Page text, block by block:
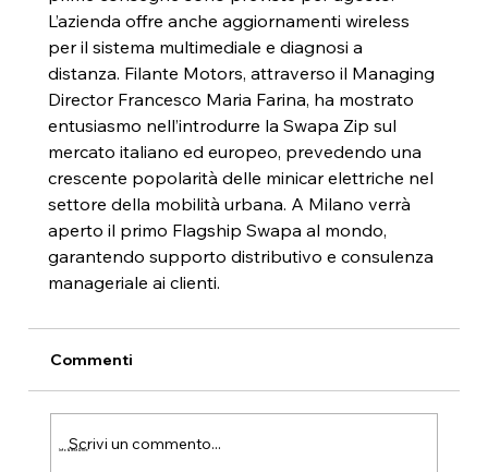
L’azienda offre anche aggiornamenti wireless
per il sistema multimediale e diagnosi a
distanza. Filante Motors, attraverso il Managing
Director Francesco Maria Farina, ha mostrato
entusiasmo nell’introdurre la Swapa Zip sul
mercato italiano ed europeo, prevedendo una
crescente popolarità delle minicar elettriche nel
settore della mobilità urbana. A Milano verrà
aperto il primo Flagship Swapa al mondo,
garantendo supporto distributivo e consulenza
manageriale ai clienti.
Commenti
Scrivi un commento...
Info & Test Drive